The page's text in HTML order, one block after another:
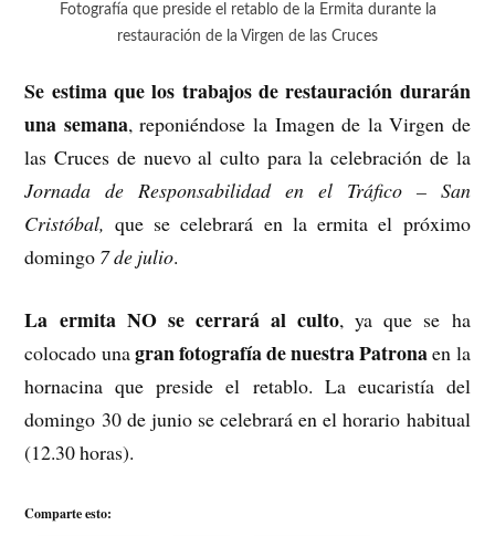
Fotografía que preside el retablo de la Ermita durante la
restauración de la Virgen de las Cruces
Se estima que los trabajos de restauración durarán
una semana, reponiéndose la Imagen de la Virgen de
las Cruces de nuevo al culto para la celebración de la
Jornada de Responsabilidad en el Tráfico – San
Cristóbal, que se celebrará en la ermita el próximo
domingo 7 de julio.
La ermita NO se cerrará al culto, ya que se ha
colocado unagran fotografía de nuestra Patronaen la
hornacina que preside el retablo. La eucaristía del
domingo 30 de junio se celebrará en el horario habitual
(12.30 horas).
Comparte esto: